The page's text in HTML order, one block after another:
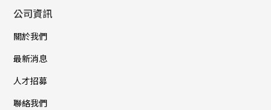
公司資訊
關於我們
最新消息
人才招募
聯絡我們